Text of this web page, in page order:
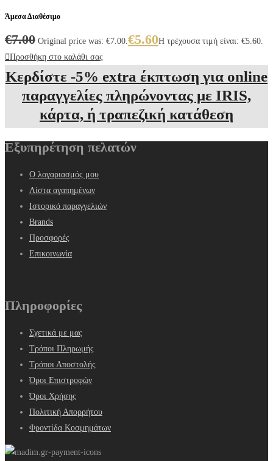
Άμεσα Διαθέσιμο
€7.00 Original price was: €7.00.€5.60Η τρέχουσα τιμή είναι: €5.60.
Προσθήκη στο καλάθι σας
Κερδίστε -5% extra έκπτωση για online
παραγγελίες πληρώνοντας με IRIS,
κάρτα, ή τραπεζική κατάθεση
Εξυπηρέτηση πελατών
Ο λογαριασμός μου
Λίστα αγαπημένων
Ιστορικό παραγγελιών
Brands
Προσφορές
Επικοινωνία
Πληροφορίες
Σχετικά με μας
Τρόποι Πληρωμής
Τρόποι Αποστολής
Όροι Επιστροφών
Όροι Χρήσης
Πολιτική Απορρήτου
Φροντίδα Κοσμημάτων